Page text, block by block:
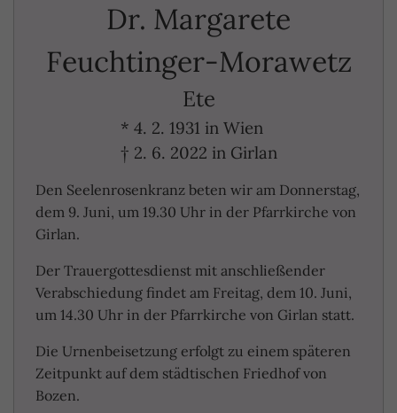
Dr. Margarete
Feuchtinger-Morawetz
Ete
* 4. 2. 1931 in Wien
† 2. 6. 2022 in Girlan
Den Seelenrosenkranz beten wir am Donnerstag,
dem 9. Juni, um 19.30 Uhr in der Pfarrkirche von
Girlan.
Der Trauergottesdienst mit anschließender
Verabschiedung findet am Freitag, dem 10. Juni,
um 14.30 Uhr in der Pfarrkirche von Girlan statt.
Die Urnenbeisetzung erfolgt zu einem späteren
Zeitpunkt auf dem städtischen Friedhof von
Bozen.